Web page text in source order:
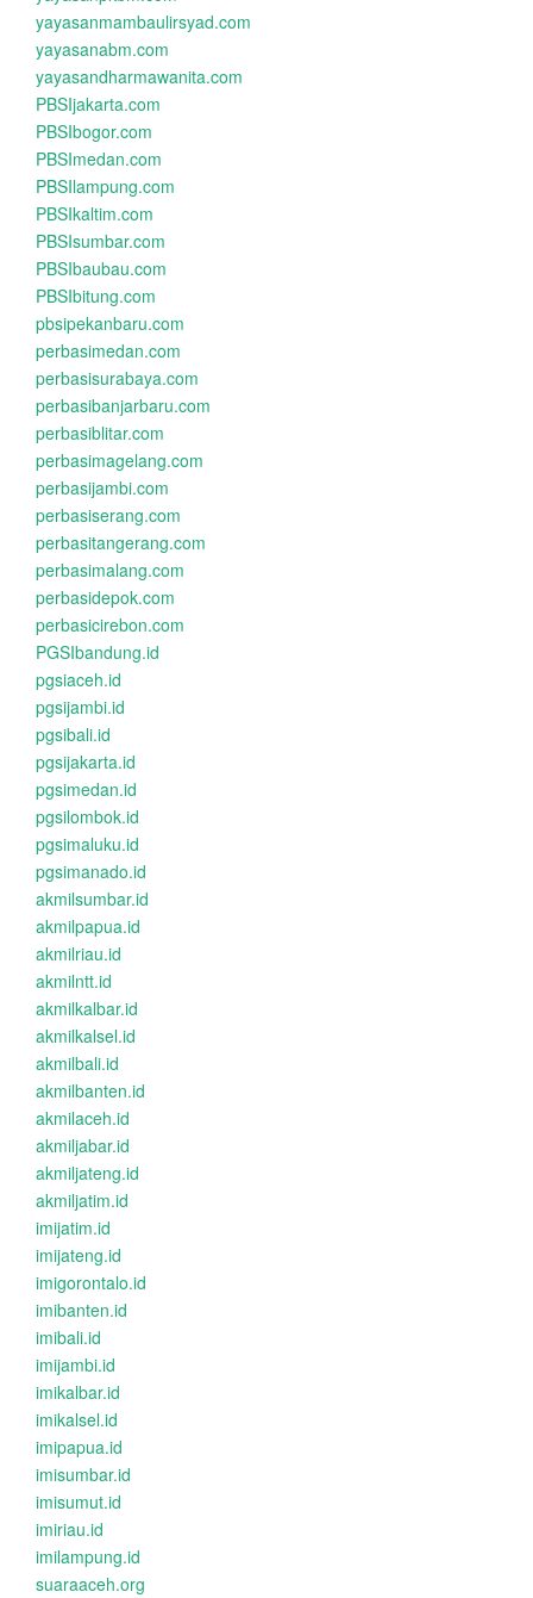
yayasanmambaulirsyad.com
yayasanabm.com
yayasandharmawanita.com
PBSIjakarta.com
PBSIbogor.com
PBSImedan.com
PBSIlampung.com
PBSIkaltim.com
PBSIsumbar.com
PBSIbaubau.com
PBSIbitung.com
pbsipekanbaru.com
perbasimedan.com
perbasisurabaya.com
perbasibanjarbaru.com
perbasiblitar.com
perbasimagelang.com
perbasijambi.com
perbasiserang.com
perbasitangerang.com
perbasimalang.com
perbasidepok.com
perbasicirebon.com
PGSIbandung.id
pgsiaceh.id
pgsijambi.id
pgsibali.id
pgsijakarta.id
pgsimedan.id
pgsilombok.id
pgsimaluku.id
pgsimanado.id
akmilsumbar.id
akmilpapua.id
akmilriau.id
akmilntt.id
akmilkalbar.id
akmilkalsel.id
akmilbali.id
akmilbanten.id
akmilaceh.id
akmiljabar.id
akmiljateng.id
akmiljatim.id
imijatim.id
imijateng.id
imigorontalo.id
imibanten.id
imibali.id
imijambi.id
imikalbar.id
imikalsel.id
imipapua.id
imisumbar.id
imisumut.id
imiriau.id
imilampung.id
suaraaceh.org